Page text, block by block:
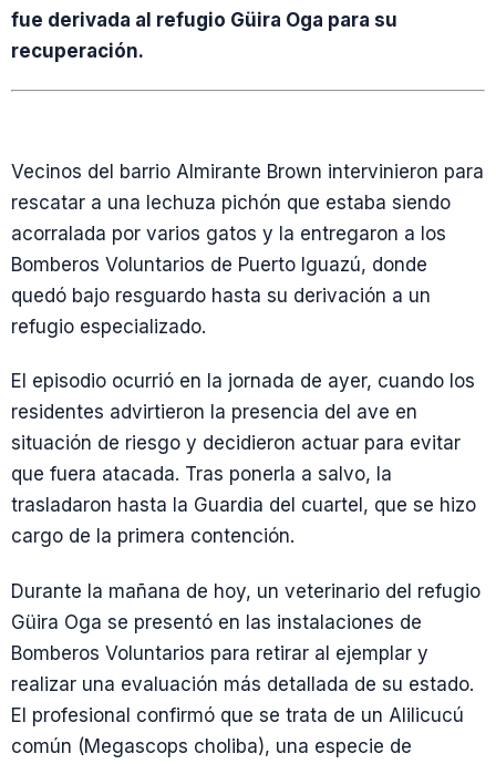
fue derivada al refugio Güira Oga para su
recuperación.
Vecinos del barrio Almirante Brown intervinieron para
rescatar a una lechuza pichón que estaba siendo
acorralada por varios gatos y la entregaron a los
Bomberos Voluntarios de Puerto Iguazú, donde
quedó bajo resguardo hasta su derivación a un
refugio especializado.
El episodio ocurrió en la jornada de ayer, cuando los
residentes advirtieron la presencia del ave en
situación de riesgo y decidieron actuar para evitar
que fuera atacada. Tras ponerla a salvo, la
trasladaron hasta la Guardia del cuartel, que se hizo
cargo de la primera contención.
Durante la mañana de hoy, un veterinario del refugio
Güira Oga se presentó en las instalaciones de
Bomberos Voluntarios para retirar al ejemplar y
realizar una evaluación más detallada de su estado.
El profesional confirmó que se trata de un Alilicucú
común (Megascops choliba), una especie de